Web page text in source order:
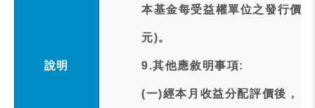
說明
本基金每受益權單位之發行價
元)。
9.其他應敘明事項:
(一)經本月收益分配評價後，